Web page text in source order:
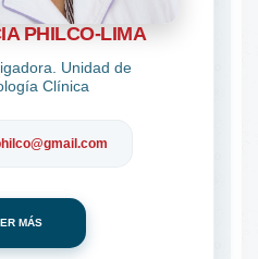
PHILCO-LIMA
Unidad de
Clínica
MÁS